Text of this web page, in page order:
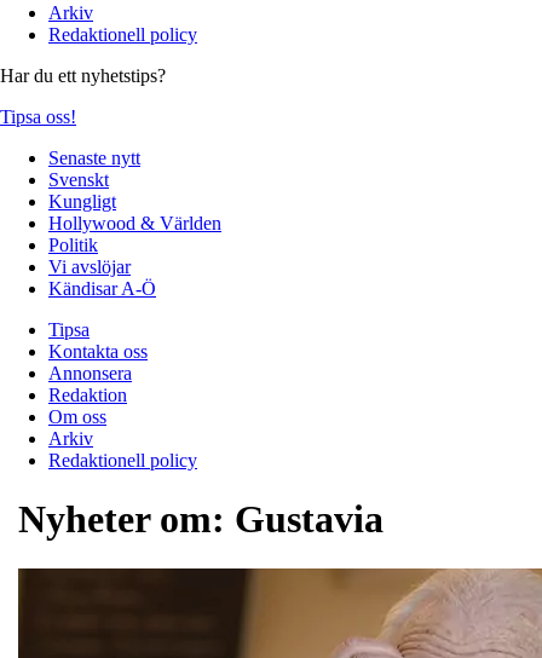
Arkiv
Redaktionell policy
Har du ett nyhetstips?
Tipsa oss!
Senaste nytt
Svenskt
Kungligt
Hollywood & Världen
Politik
Vi avslöjar
Kändisar A-Ö
Tipsa
Kontakta oss
Annonsera
Redaktion
Om oss
Arkiv
Redaktionell policy
Nyheter om: Gustavia